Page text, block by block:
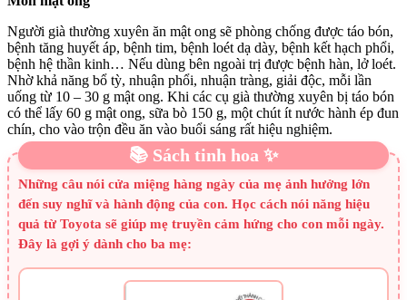
Người già thường xuyên ăn mật ong sẽ phòng chống được táo bón,
bệnh tăng huyết áp, bệnh tim, bệnh loét dạ dày, bệnh kết hạch phổi,
bệnh hệ thần kinh… Nếu dùng bên ngoài trị được bệnh hàn, lở loét.
Nhờ khả năng bổ tỳ, nhuận phổi, nhuận tràng, giải độc, mỗi lần
uống từ 10 – 30 g mật ong. Khi các cụ già thường xuyên bị táo bón
có thể lấy 60 g mật ong, sữa bò 150 g, một chút ít nước hành ép đun
chín, cho vào trộn đều ăn vào buổi sáng rất hiệu nghiệm.
📚 Sách tinh hoa ✨
Những câu nói cửa miệng hàng ngày của mẹ ảnh hưởng lớn
đến suy nghĩ và hành động của con. Học cách nói năng hiệu
quả từ Toyota sẽ giúp mẹ truyền cảm hứng cho con mỗi ngày.
Đây là gợi ý dành cho ba mẹ: